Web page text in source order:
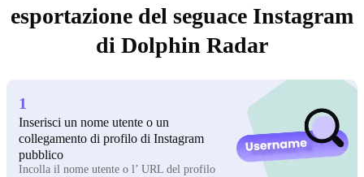
esportazione del seguace Instagram
di Dolphin Radar
1
Inserisci un nome utente o un
collegamento di profilo di Instagram
pubblico
Incolla il nome utente o l’ URL del profilo